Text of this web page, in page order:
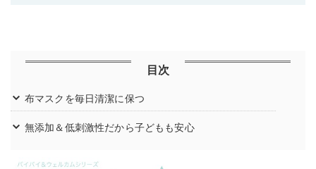
目次
布マスクを毎日清潔に保つ
無添加＆低刺激性だから子どもも安心